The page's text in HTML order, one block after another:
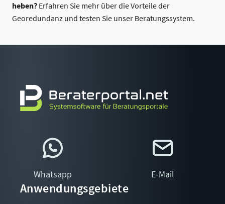
heben? Erfahren Sie mehr über die Vorteile der
Georedundanz und testen Sie unser Beratungssystem.
Whatsapp E-Mail
Anwendungsgebiete